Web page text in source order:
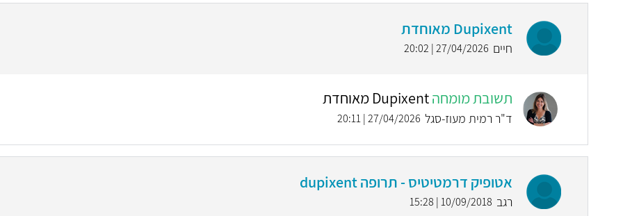
Dupixent מאוחדת
חיים 27/04/2026 | 20:02
תשובת מומחהDupixent מאוחדת
ד"ר רמית מעוז-סגל 27/04/2026 | 20:11
אטופיק דרמטיטיס - תרופה dupixent
רגב 10/09/2018 | 15:28